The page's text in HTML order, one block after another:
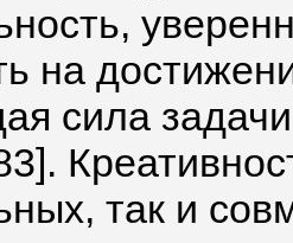
на
сила
так и